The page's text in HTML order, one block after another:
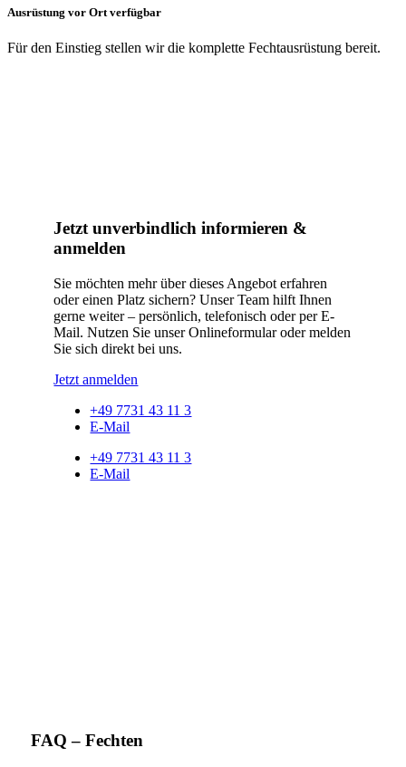
Ausrüstung vor Ort verfügbar
Für den Einstieg stellen wir die komplette Fechtausrüstung bereit.
Jetzt unverbindlich informieren &
anmelden
Sie möchten mehr über dieses Angebot erfahren
oder einen Platz sichern? Unser Team hilft Ihnen
gerne weiter – persönlich, telefonisch oder per E-
Mail. Nutzen Sie unser Onlineformular oder melden
Sie sich direkt bei uns.
Jetzt anmelden
+49 7731 43 11 3
E-Mail
+49 7731 43 11 3
E-Mail
FAQ – Fechten